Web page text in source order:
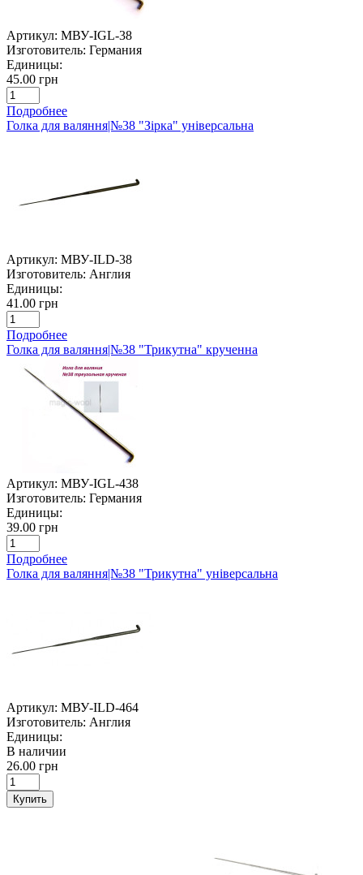
Артикул: МВУ-IGL-38
Изготовитель: Германия
Единицы:
45.00 грн
Подробнее
Голка для валяння|№38 "Зірка" універсальна
Артикул: МВУ-ILD-38
Изготовитель: Англия
Единицы:
41.00 грн
Подробнее
Голка для валяння|№38 "Трикутна" крученна
Артикул: МВУ-IGL-438
Изготовитель: Германия
Единицы:
39.00 грн
Подробнее
Голка для валяння|№38 "Трикутна" універсальна
Артикул: МВУ-ILD-464
Изготовитель: Англия
Единицы:
В наличии
26.00 грн
Купить